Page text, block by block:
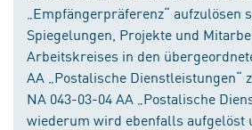
„Empfängerpräferenz“ aufzulösen
Spiegelungen, Projekte und
Arbeitskreises in den
AA „Postalische Dienstleistungen“
NA 043-03-04 AA „Postalische
wiederum wird ebenfalls aufgelöst